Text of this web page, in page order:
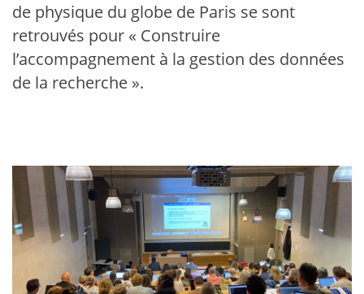
de physique du globe de Paris se sont
retrouvés pour « Construire
l’accompagnement à la gestion des données
de la recherche ».